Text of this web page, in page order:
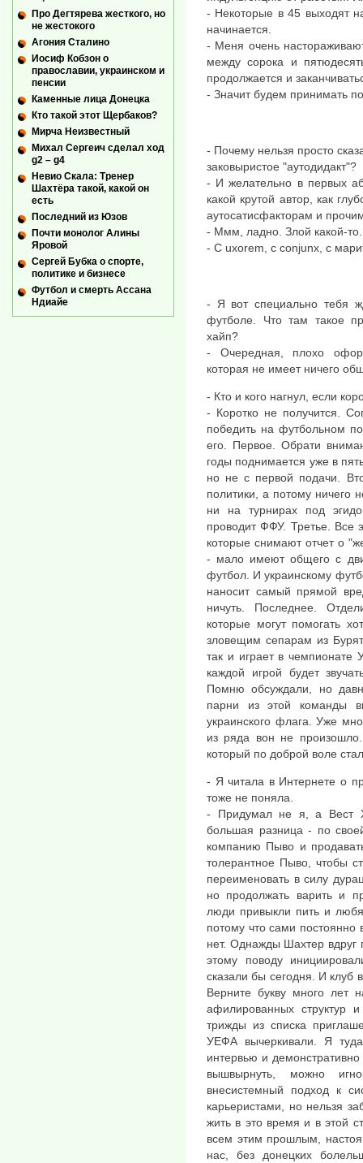
- Некоторые в 45 выходят
начинается.
- Меня очень
между сорока и
продолжается и
- Значит будем принимать
- Почему нельзя просто
заковыристое "аутодидакт"?
- И желательно в первых
какой крутой автор, как
аутосатисфакторам и
- Ммм, ладно. Злой какой-
- C uxorem, с conjunx, с
- Я вот специально тебя
футболе. Что там такое
хайп?
- Очередная, плохо
которая не имеет ничего
- Кто и кого нагнул, если
- Коротко не получится.
победить на футбольном
его. Первое. Обрати
годы поднимается уже в
но не с первой подачи.
политики, а потому ничего
ни на турнирах под
проводит ФФУ. Третье. Все
которые снимают отчет о
- мало имеют общего с
футбол. И украинскому
наносит самый прямой
ничуть. Последнее.
которые могут помогать
зловещим сепарам из
так и играет в чемпионате
каждой игрой будет
Помню обсуждали, но
парни из этой команды
украинского флага. Уже
из ряда вон не
который по доброй воле
- Я читала в Интернете о
тоже не поняла.
- Придумал не я, а Вест
большая разница - по
компанию Пыво и
толерантное Пыво, чтобы
переименовать в силу
но продолжать варить и
люди привыкли пить и
потому что сами постоянно
нет. Однажды Шахтер вдруг
этому поводу
сказали бы сегодня. И клуб
Верните букву много лет
афилированных
трижды из списка
УЕФА вычеркивали. Я
интервью и
вышвырнуть, можно
внесистемный подход к
карьеристами, но нельзя
жить в это время и в этой
всем этим прошлым,
нас, без донецких
Про Дегтярева жесткого, но
не жестокого
Агония Сталино
Иосиф Кобзон о
православии, украинском и
пенсии
Каменные лица Донецка
Кто такой этот Щербаков?
Мирча Неизвестный
Михал Сергеич сделал ход
g2 – g4
Невио Скала: Тренер
Шахтёра такой, какой он
есть
Последний из Юзов
Почти монолог Алины
Яровой
Сергей Бубка о спорте,
политике и бизнесе
Футбол и смерть Ассана
Ндиайе